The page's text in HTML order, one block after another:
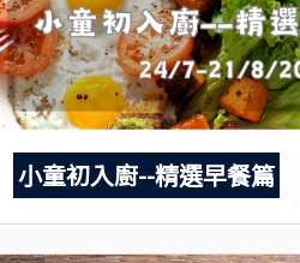
小童初入廚--精選早餐篇